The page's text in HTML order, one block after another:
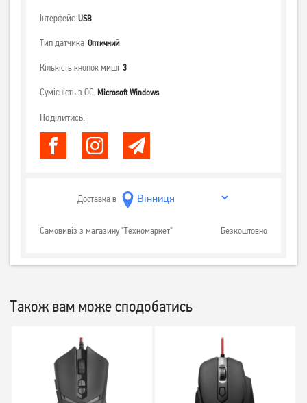
Інтерфейс USB
Тип датчика Оптичний
Кількість кнопок миші 3
Сумісність з ОС Microsoft Windows
Поділитись:
Доставка в
Самовивіз з магазину "Техномаркет" Безкоштовно
Також вам може сподобатись